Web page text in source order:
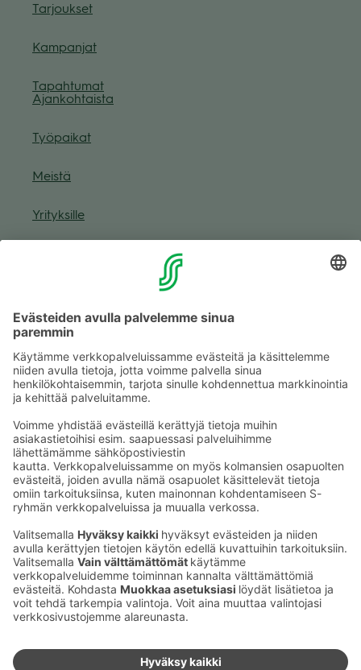
Tar­jouk­set
Kam­pan­jat
Tapah­tu­mat
Ajan­koh­taista
Työ­pai­kat
Meistä
Yri­tyk­sille
Muuta eväs­tea­se­tuk­sia & eväs­tein­for­maa­tio
Tie­to­suo­ja­se­loste (Arina)
Kaup­pa­kes­kus
Ma-pe
9–20
La
9–19
Su
11–18
Katso poik­keus­au­kio­lottäältä
Iso­katu 22–25,
90100 Oulu